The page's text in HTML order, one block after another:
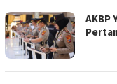
AKBP